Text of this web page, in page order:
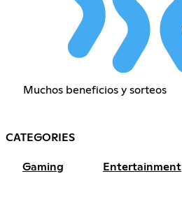
Muchos beneficios y sorteos
CATEGORIES
Gaming Entertainment